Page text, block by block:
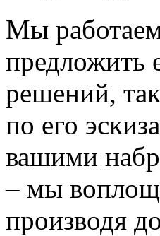
Мы
предложить
решений,
по его
вашими
– мы
производя